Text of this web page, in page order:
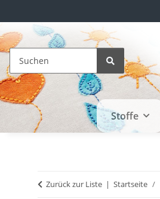
Stoffe
Zurück zur Liste Startseite